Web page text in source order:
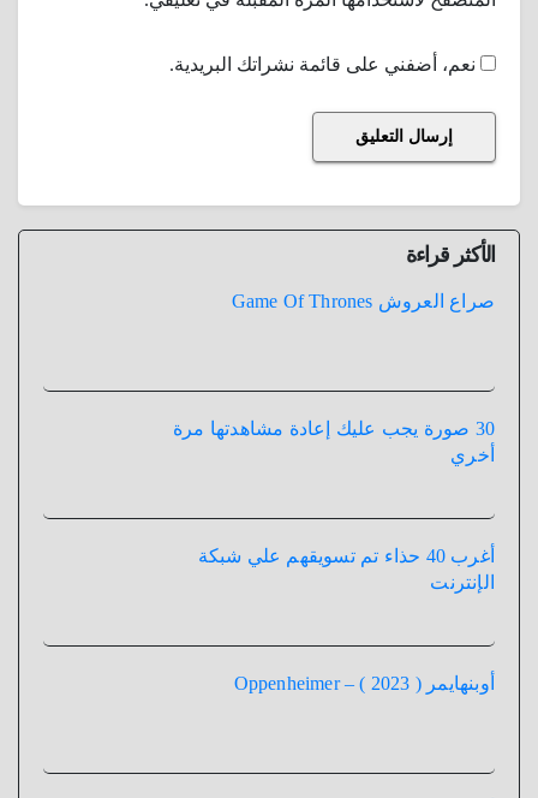
نعم، أضفني على قائمة نشراتك البريدية.
الأكثر قراءة
صراع العروش Game Of Thrones
30 صورة يجب عليك إعادة مشاهدتها مرة
أخري
أغرب 40 حذاء تم تسويقهم علي شبكة
الإنترنت
أوبنهايمر ( 2023 ) – Oppenheimer